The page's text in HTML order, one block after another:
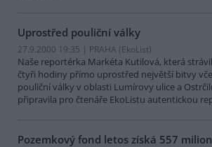
Uprostřed pouliční války
27.9.2000 19:35 | PRAHA (EkoList)
Naše reportérka Markéta Kutilová, která
čtyři hodiny přímo uprostřed největší bitvy
pouliční války v oblasti Lumírovy ulice a
připravila pro čtenáře EkoListu autentickou
Pozemkový fond letos získá 557